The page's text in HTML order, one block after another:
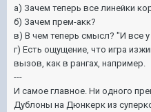
а) Зачем теперь все линейки
б) Зачем прем-акк?
в) В чем теперь смысл? "И все у
г) Есть ощущение, что игра
вызов, как в рангах, например.
---
И самое главное. Ни одного
Дублоны на Дюнкерк из